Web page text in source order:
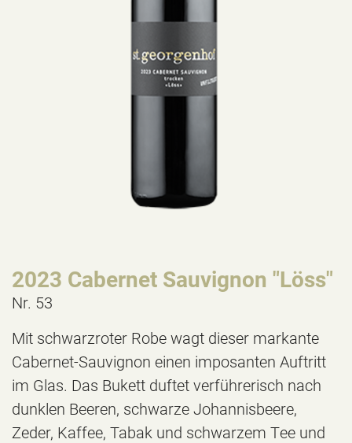
2023 Cabernet Sauvignon "Löss"
Nr. 53
Mit schwarzroter Robe wagt dieser markante
Cabernet-Sauvignon einen imposanten Auftritt
im Glas. Das Bukett duftet verführerisch nach
dunklen Beeren, schwarze Johannisbeere,
Zeder, Kaffee, Tabak und schwarzem Tee und